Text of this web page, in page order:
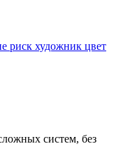
риск художник цвет
систем, без